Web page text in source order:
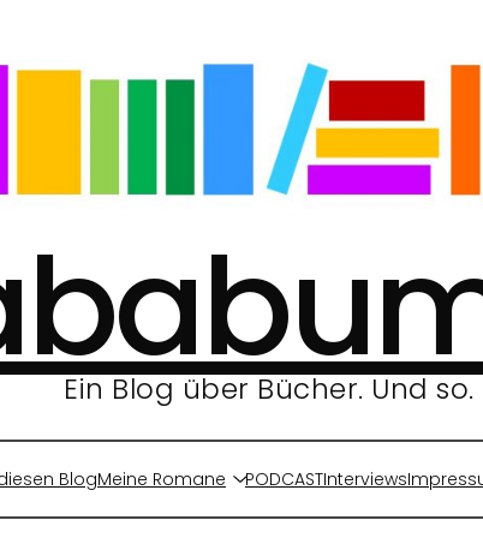
Ein Blog über Bücher. Und so.
BlogMeine Romane PODCASTInterviews